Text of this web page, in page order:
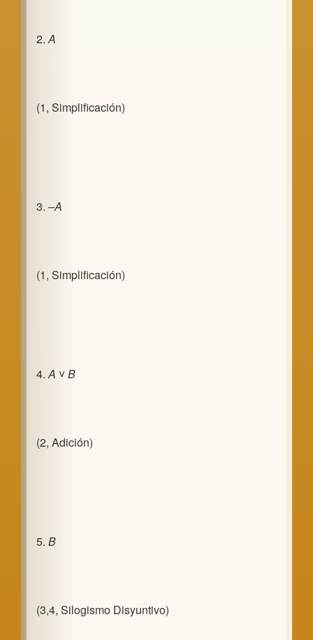
2.A
(1, Simplificación)
3.–A
(1, Simplificación)
4.A ˅ B
(2, Adición)
5.B
(3,4, Silogismo Disyuntivo)